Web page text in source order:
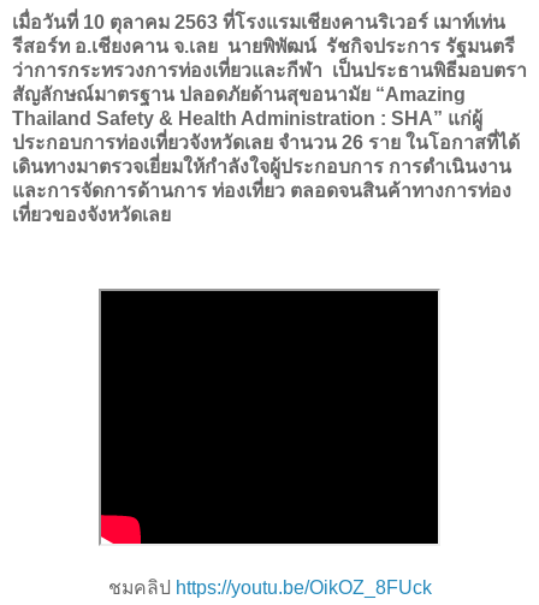
เมื่อวันที่ 10 ตุลาคม 2563 ที่โรงแรมเชียงคานริเวอร์ เมาท์เท่น
รีสอร์ท อ.เชียงคาน จ.เลย นายพิพัฒน์ รัชกิจประการ รัฐมนตรี
ว่าการกระทรวงการท่องเที่ยวและกีฬา เป็นประธานพิธีมอบตรา
สัญลักษณ์มาตรฐาน ปลอดภัยด้านสุขอนามัย “Amazing
Thailand Safety & Health Administration : SHA” แก่ผู้
ประกอบการท่องเที่ยวจังหวัดเลย จํานวน 26 ราย ในโอกาสที่ได้
เดินทางมาตรวจเยี่ยมให้กําลังใจผู้ประกอบการ การดําเนินงาน
และการจัดการด้านการ ท่องเที่ยว ตลอดจนสินค้าทางการท่อง
เที่ยวของจังหวัดเลย
ชมคลิป https://youtu.be/OikOZ_8FUck